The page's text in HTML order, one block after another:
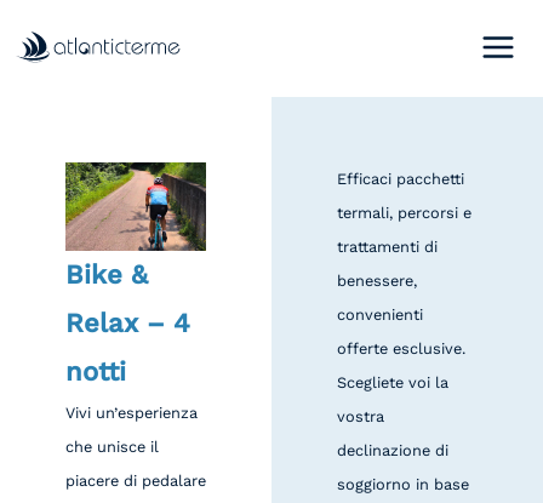
Efficaci pacchetti
termali, percorsi e
trattamenti di
benessere,
convenienti
offerte esclusive.
Scegliete voi la
vostra
declinazione di
soggiorno in base
Bike &
Relax – 4
notti
Vivi un’esperienza
che unisce il
piacere di pedalare